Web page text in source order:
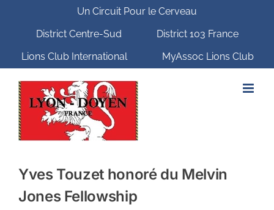
Un Circuit Pour le Cerveau
District Centre-Sud
District 103 France
Lions Club International
MyAssoc Lions Club
Yves Touzet honoré du Melvin
Jones Fellowship